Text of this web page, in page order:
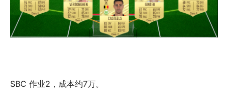
SBC 作业2，成本约7万。